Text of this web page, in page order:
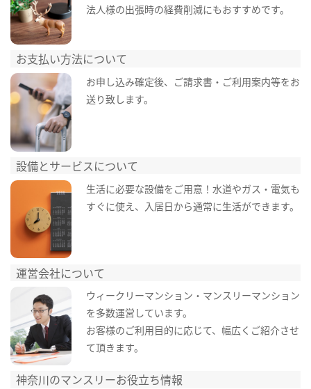
法人様の出張時の経費削減にもおすすめです。
お支払い方法について
お申し込み確定後、ご請求書・ご利用案内等をお
送り致します。
設備とサービスについて
生活に必要な設備をご用意！水道やガス・電気も
すぐに使え、入居日から通常に生活ができます。
運営会社について
ウィークリーマンション・マンスリーマンション
を多数運営しています。
お客様のご利用目的に応じて、幅広くご紹介させ
て頂きます。
神奈川のマンスリーお役立ち情報